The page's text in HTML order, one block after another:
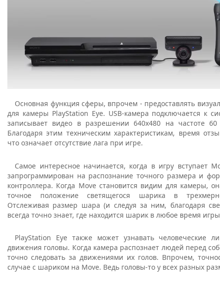
Основная функция сферы, впрочем - предоставлять
для камеры PlayStation Eye. USB-камера подключается к
записывает видео в разрешении 640x480 на частоте 60
Благодаря этим техническим характеристикам, время
что означает отсутствие лага при игре.
Самое интересное начинается, когда в игру вступает
запрограммирован на распознание точного размера и
контроллера. Когда Move становится видим для камеры,
точное положение светящегося шарика в
Отслеживая размер шара (и следуя за ним, благодаря
всегда точно знает, где находится шарик в любое время
PlayStation Eye также может узнавать человеческие
движения головы. Когда камера распознает людей перед
точно следовать за движениями их голов. Впрочем,
случае с шариком на Move. Ведь головы-то у всех разных